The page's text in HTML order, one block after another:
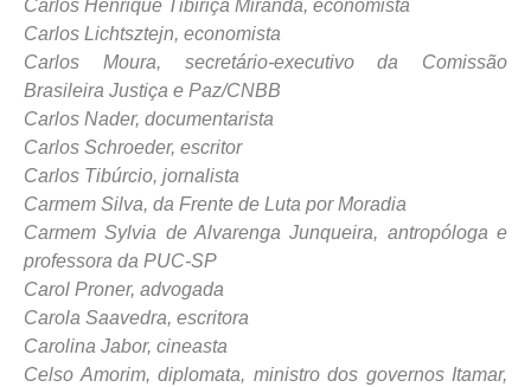
Carlos Henrique Tibiriçá Miranda, economista
Carlos Lichtsztejn, economista
Carlos Moura, secretário-executivo da Comissão
Brasileira Justiça e Paz/CNBB
Carlos Nader, documentarista
Carlos Schroeder, escritor
Carlos Tibúrcio, jornalista
Carmem Silva, da Frente de Luta por Moradia
Carmem Sylvia de Alvarenga Junqueira, antropóloga e
professora da PUC-SP
Carol Proner, advogada
Carola Saavedra, escritora
Carolina Jabor, cineasta
Celso Amorim, diplomata, ministro dos governos Itamar,